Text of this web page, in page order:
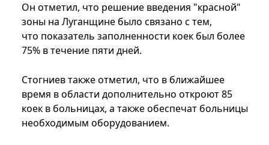
Он отметил, что решение введения "красной"
зоны на Луганщине было связано с тем,
что показатель заполненности коек был более
75% в течение пяти дней.
Стогниев также отметил, что в ближайшее
время в области дополнительно откроют 85
коек в больницах, а также обеспечат больницы
необходимым оборудованием.